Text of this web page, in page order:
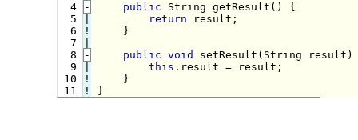
  4
  5
  6
  7
  8
  9
10
11
-
!
-
!
!
public String getResult() {
return result;
}
public void setResult(String result)
this .result = result;
}